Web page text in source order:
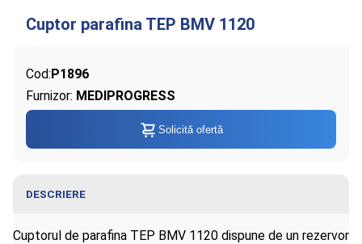
DESCRIERE
Cuptorul de parafina TEP BMV 1120 dispune de un rezervor
Cod:P1896
Furnizor: MEDIPROGRESS
Solicită ofertă